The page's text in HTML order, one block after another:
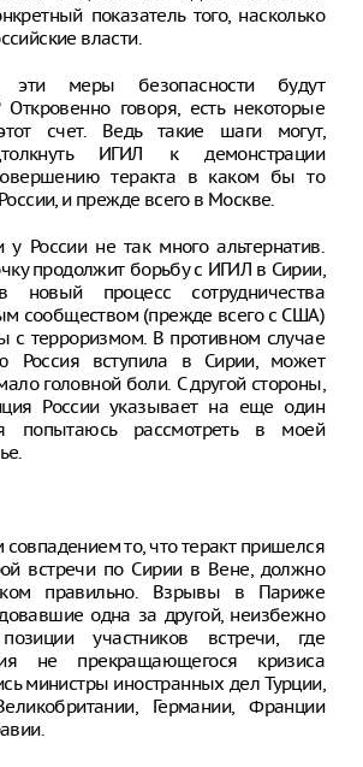
показатель того, насколько
власти.
эти меры безопасности будут
говоря, есть некоторые
счет. Ведь такие шаги могут,
ИГИЛ к демонстрации
теракта в каком бы то
и прежде всего в Москве.
у России не так много альтернатив.
продолжит борьбу с ИГИЛ в Сирии,
новый процесс сотрудничества
сообществом (прежде всего с США)
с терроризмом. В противном случае
Россия вступила в Сирии, может
головной боли. С другой стороны,
России указывает на еще один
попытаюсь рассмотреть в моей
совпадением то, что теракт пришелся
встречи по Сирии в Вене, должно
правильно. Взрывы в Париже
одна за другой, неизбежно
участников встречи, где
не прекращающегося кризиса
министры иностранных дел Турции,
Германии, Франции